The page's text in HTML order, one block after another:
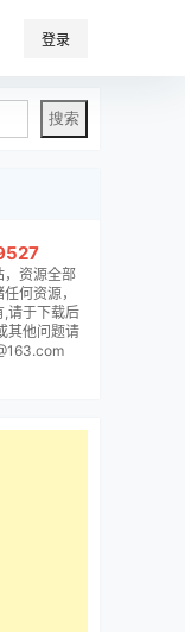
登录
，资源全部
何资源，
,请于下载后
其他问题请